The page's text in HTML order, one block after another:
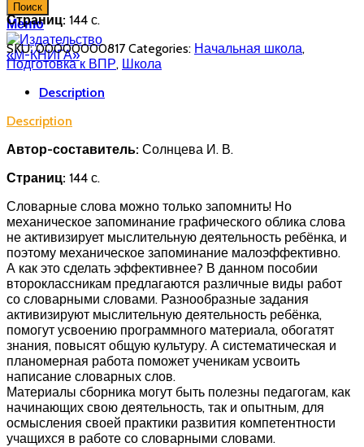
Поиск
Меню
Страниц: 144 с.
SKU:00000000817 Categories: Начальная школа,
Подготовка к ВПР, Школа
Description
Description
Автор-составитель: Солнцева И. В.
Страниц: 144 с.
Словарные слова можно только запомнить! Но
механическое запоминание графического облика слова
не активизирует мыслительную деятельность ребёнка, и
поэтому механическое запоминание малоэффективно.
А как это сделать эффективнее? В данном пособии
второклассникам предлагаются различные виды работ
со словарными словами. Разнообразные задания
активизируют мыслительную деятельность ребёнка,
помогут усвоению программного материала, обогатят
знания, повысят общую культуру. А систематическая и
планомерная работа поможет ученикам усвоить
написание словарных слов.
Материалы сборника могут быть полезны педагогам, как
начинающих свою деятельность, так и опытным, для
осмысления своей практики развития компетентности
учащихся в работе со словарными словами.